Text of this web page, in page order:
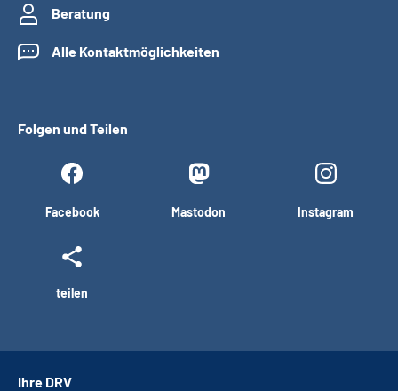
Beratung
Alle Kontaktmöglichkeiten
Folgen und Teilen
Facebook Mastodon Instagram
teilen
Ihre DRV